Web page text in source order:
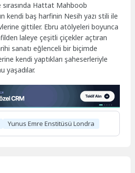
Hattat Mahboob
kendi baş harfinin Nesih yazı stili ile
gittiler. Ebru atölyeleri boyunca
laleye çeşitli çiçekler açtıran
sanatı eğlenceli bir biçimde
kendi yaptıkları şaheserleriyle
yaşadılar.
Yunus Emre Enstitüsü Londra